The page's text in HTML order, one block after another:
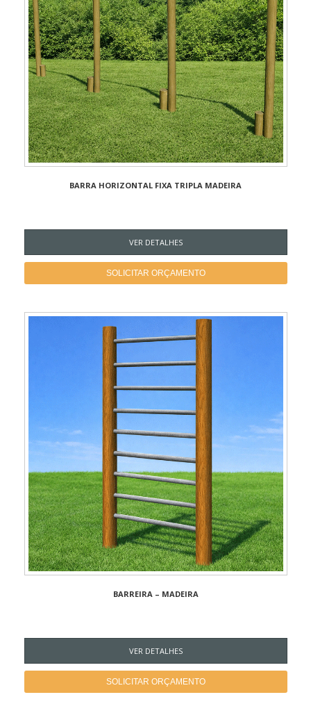
BARRA HORIZONTAL FIXA TRIPLA MADEIRA
VER DETALHES
SOLICITAR ORÇAMENTO
BARREIRA – MADEIRA
VER DETALHES
SOLICITAR ORÇAMENTO